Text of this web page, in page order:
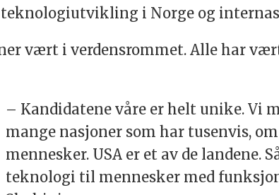
i Norge og
vært i verdensrommet. Alle har
– Kandidatene våre er helt unike. Vi
mange nasjoner som har tusenvis,
mennesker. USA er et av de landene.
teknologi til mennesker med